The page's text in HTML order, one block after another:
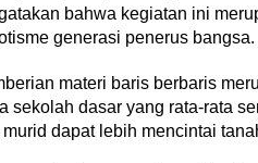
bahwa kegiatan ini
generasi penerus bangsa.
materi baris berbaris
sekolah dasar yang rata-rata
dapat lebih mencintai